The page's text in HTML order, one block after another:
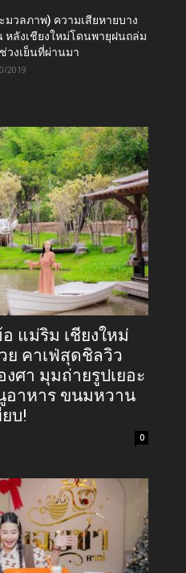
มวลภาพ) ความเสียหายบาง
หลังเชียงใหม่โดนพายุฝนถล่ม
วงเย็นที่ผ่านมา
2019
แม่ริม เชียงใหม่
ย คาเฟ่สุดชิลวิว
ศา มุมถ่ายรูปเยอะ
อาหาร ขนมหวาน
บ!
0